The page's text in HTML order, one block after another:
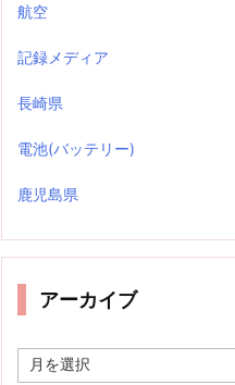
航空
記録メディア
長崎県
電池(バッテリー)
鹿児島県
アーカイブ
ー